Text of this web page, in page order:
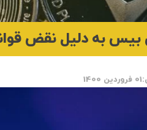
نقض قوانین معاملاتی 6.5